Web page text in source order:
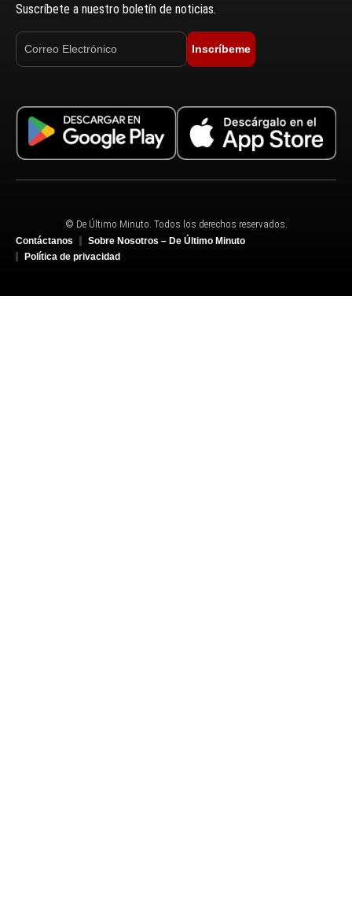
Suscríbete a nuestro boletín de noticias.
Inscríbeme
© De Último Minuto. Todos los derechos reservados.
Contáctanos
Sobre Nosotros – De Último Minuto
Política de privacidad